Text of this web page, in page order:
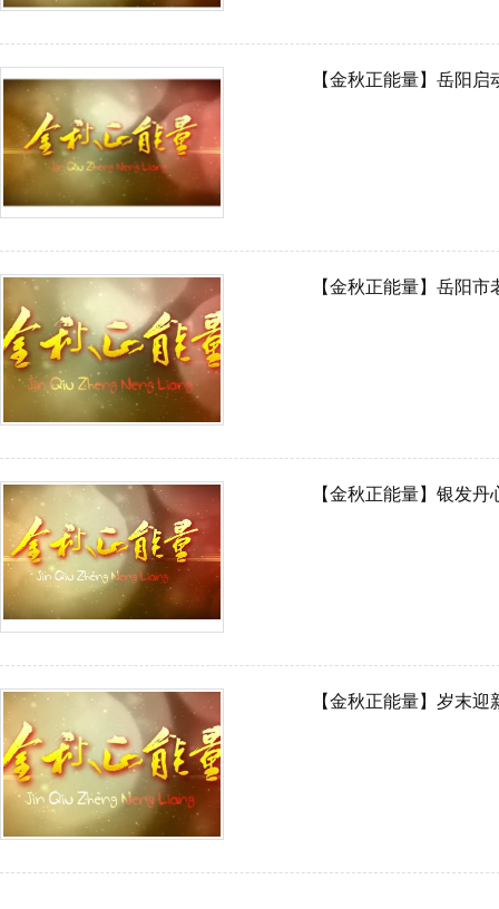
【金秋正能量】岳阳
【金秋正能量】岳阳
【金秋正能量】银发
【金秋正能量】岁末